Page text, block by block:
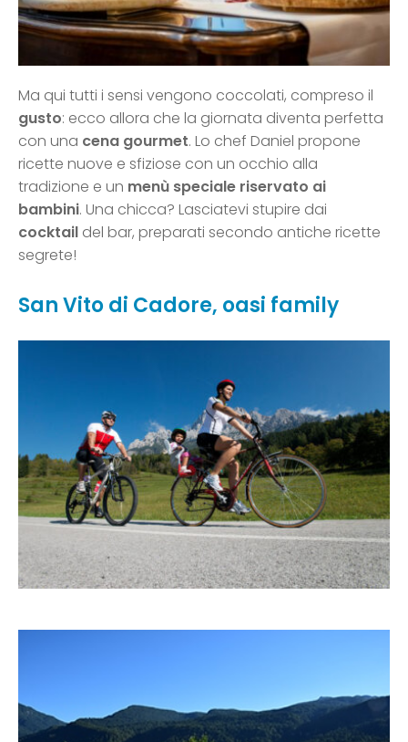
Ma qui tutti i sensi vengono coccolati, compreso il
gusto: ecco allora che la giornata diventa perfetta
con una cena gourmet. Lo chef Daniel propone
ricette nuove e sfiziose con un occhio alla
tradizione e un menù speciale riservato ai
bambini. Una chicca? Lasciatevi stupire dai
cocktail del bar, preparati secondo antiche ricette
segrete!
San Vito di Cadore, oasi family